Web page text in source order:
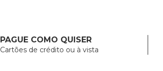
PAGUE COMO QUISER
Cartões de crédito ou à vista